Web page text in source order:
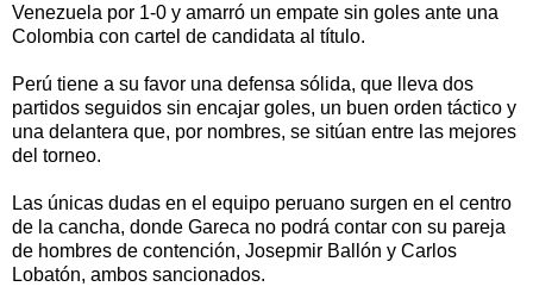
Venezuela por 1-0 y amarró un empate sin goles ante una
Colombia con cartel de candidata al título.
Perú tiene a su favor una defensa sólida, que lleva dos
partidos seguidos sin encajar goles, un buen orden táctico y
una delantera que, por nombres, se sitúan entre las mejores
del torneo.
Las únicas dudas en el equipo peruano surgen en el centro
de la cancha, donde Gareca no podrá contar con su pareja
de hombres de contención, Josepmir Ballón y Carlos
Lobatón, ambos sancionados.